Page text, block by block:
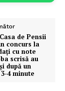
de Pensii
concurs la
cu note
scrisă au
după un
4 minute